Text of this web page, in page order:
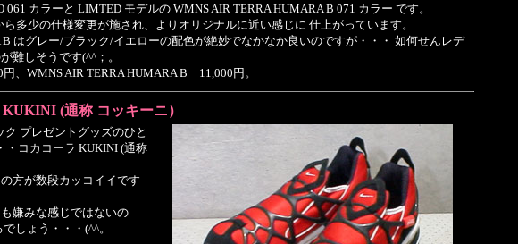
061 カラーと LIMTED モデルの WMNS AIR TERRA HUMARA B 071 カラー です。
ら多少の仕様変更が施され、よりオリジナルに近い感じに 仕上がっています。
B はグレー/ブラック/イエローの配色が絶妙でなかなか良いのですが・・・ 如何せんレデ
難しそうです(^^；。
、WMNS AIR TERRA HUMARA B 11,000円。
(通称 コッキーニ）
プレゼントグッズのひと
・コカコーラ KUKINI (通称
方が数段カッコイイです
嫌みな感じではないの
しょう・・・(^^。